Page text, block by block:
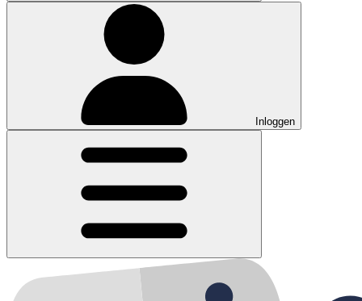
Inloggen